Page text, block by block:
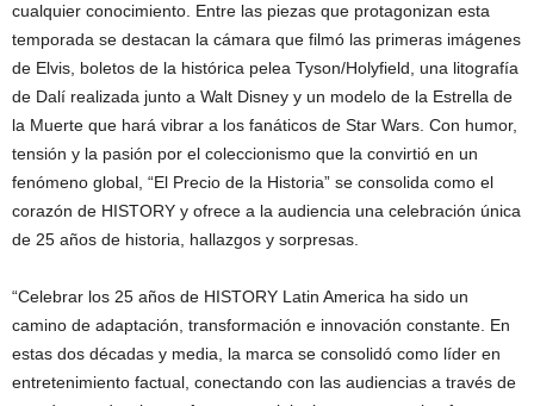
cualquier conocimiento. Entre las piezas que protagonizan esta
temporada se destacan la cámara que filmó las primeras imágenes
de Elvis, boletos de la histórica pelea Tyson/Holyfield, una litografía
de Dalí realizada junto a Walt Disney y un modelo de la Estrella de
la Muerte que hará vibrar a los fanáticos de Star Wars. Con humor,
tensión y la pasión por el coleccionismo que la convirtió en un
fenómeno global, “El Precio de la Historia” se consolida como el
corazón de HISTORY y ofrece a la audiencia una celebración única
de 25 años de historia, hallazgos y sorpresas.
“Celebrar los 25 años de HISTORY Latin America ha sido un
camino de adaptación, transformación e innovación constante. En
estas dos décadas y media, la marca se consolidó como líder en
entretenimiento factual, conectando con las audiencias a través de